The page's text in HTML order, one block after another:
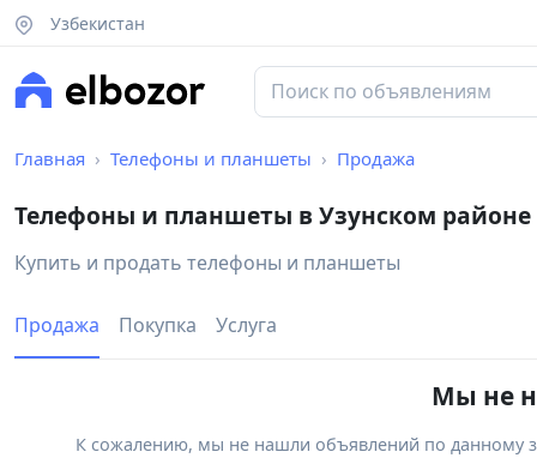
Узбекистан
Главная Телефоны и планшеты Продажа
Телефоны и планшеты в Узунском районе
Купить и продать телефоны и планшеты
Продажа Покупка Услуга
Мы не
К сожалению, мы не нашли объявлений по данному